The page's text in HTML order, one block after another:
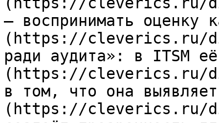
— воспринимать оценку
(https://cleverics.ru/
ради аудита»: в ITSM
(https://cleverics.ru/
в том, что она
(https://cleverics.ru/